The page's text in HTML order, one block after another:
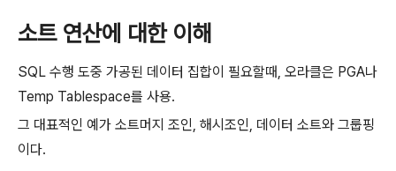
소트 연산에 대한 이해
SQL 수행 도중 가공된 데이터 집합이 필요할때, 오라클은 PGA나
Temp Tablespace를 사용.
그 대표적인 예가 소트머지 조인, 해시조인, 데이터 소트와 그룹핑
이다.